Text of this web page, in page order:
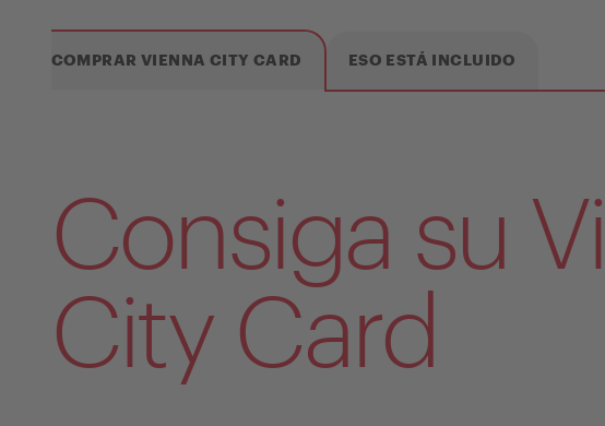
COMPRAR VIENNA CITY CARD ESO ESTÁ INCLUIDO
Consiga su
City Card